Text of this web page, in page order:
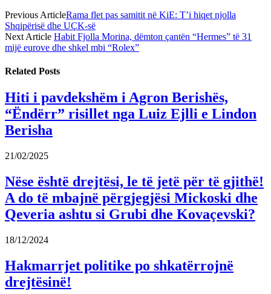
Previous ArticleRama flet pas samitit në KiE: T’i hiqet njolla
Shqipërisë dhe UÇK-së
Next Article Habit Fjolla Morina, dëmton çantën “Hermes” të 31
mijë eurove dhe shkel mbi “Rolex”
Related Posts
Hiti i pavdekshëm i Agron Berishës,
“Ëndërr” risillet nga Luiz Ejlli e Lindon
Berisha
21/02/2025
Nëse është drejtësi, le të jetë për të gjithë!
A do të mbajnë përgjegjësi Mickoski dhe
Qeveria ashtu si Grubi dhe Kovaçevski?
18/12/2024
Hakmarrjet politike po shkatërrojnë
drejtësinë!